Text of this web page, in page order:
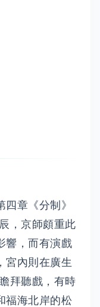
章《分制》
，京師頗重此
響，而有演戲
宮內則在廣生
拜聽戲，有時
福海北岸的松